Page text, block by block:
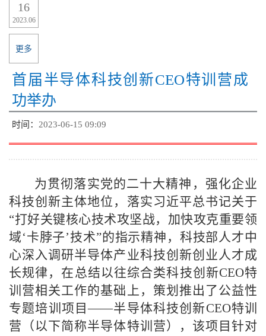
16
2023.06
更多
首届半导体科技创新CEO特训营成
功举办
时间： 2023-06-15 09:09
为贯彻落实党的二十大精神，强化企业
科技创新主体地位，落实习近平总书记关于
“打好关键核心技术攻坚战，加快攻克重要领
域‘卡脖子’技术”的指示精神，科技部人才中
心深入调研半导体产业科技创新创业人才成
长规律，在总结以往综合类科技创新CEO特
训营相关工作的基础上，策划推出了公益性
专题培训项目——半导体科技创新CEO特训
营（以下简称半导体特训营），该项目针对